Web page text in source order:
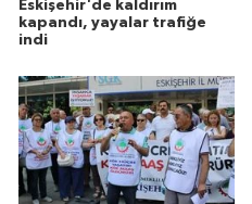
Eskişehir'de kaldırım
kapandı, yayalar trafiğe
indi